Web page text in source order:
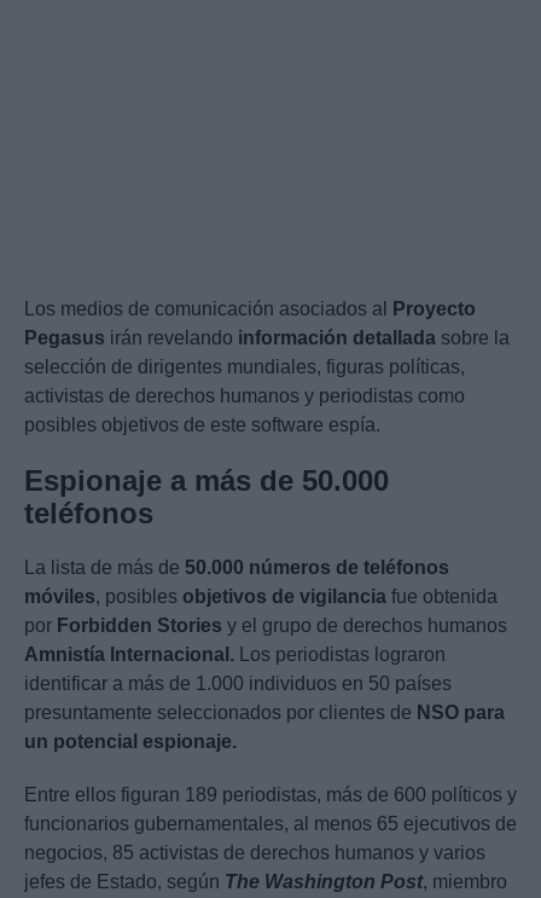
Los medios de comunicación asociados al
Proyecto
Pegasus irán revelando información detallada sobre la
selección de dirigentes mundiales, figuras políticas,
activistas de derechos humanos y periodistas como
posibles objetivos de este software espía.
Espionaje a más de 50.000
teléfonos
La lista de más de 50.000 números de teléfonos
móviles, posibles objetivos de vigilancia fue obtenida
por Forbidden Stories y el grupo de derechos humanos
Amnistía Internacional. Los periodistas lograron
identificar a más de 1.000 individuos en 50 países
presuntamente seleccionados por clientes de NSO para
un potencial espionaje.
Entre ellos figuran 189 periodistas, más de 600 políticos y
funcionarios gubernamentales, al menos 65 ejecutivos de
negocios, 85 activistas de derechos humanos y varios
jefes de Estado, según The Washington Post, miembro